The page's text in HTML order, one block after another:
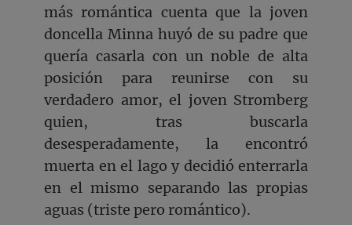
más romántica cuenta que la joven
doncella Minna huyó de su padre que
quería casarla con un noble de alta
posición para reunirse con su
verdadero amor, el joven Stromberg
quien, tras buscarla
desesperadamente, la encontró
muerta en el lago y decidió enterrarla
en el mismo separando las propias
aguas (triste pero romántico).